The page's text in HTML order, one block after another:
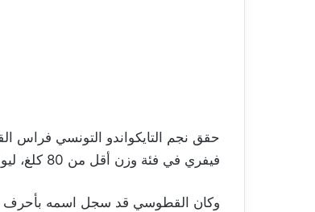
حقق نجم التايكواندو التونسي فراس
فيفري في فئة وزن أقل من 80 كلغ، ليواصل تألقه على الساحة الدولية.